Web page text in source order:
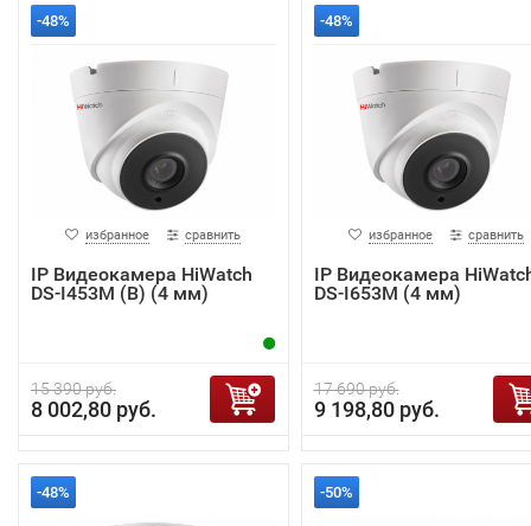
-48%
избранное сравнить
IP Видеокамера HiWatch
DS-I453M (B) (4 мм)
15 390 руб.
8 002,80 руб.
-48%
избранное сравнить
IP Видеокамера
DS-I653M (4 мм)
17 690 руб.
9 198,80 руб.
-48% -50%